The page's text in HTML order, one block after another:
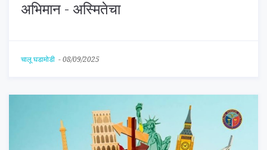
अभिमान - अस्मितेचा
चालू घडामोडी - 08/09/2025